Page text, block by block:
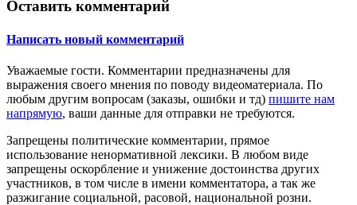
Оставить комментарий
Написать новый комментарий
Уважаемые гости. Комментарии предназначены для
выражения своего мнения по поводу видеоматериала. По
любым другим вопросам (заказы, ошибки и тд) пишите нам
напрямую, ваши данные для отправки не требуются.
Запрещены политические комментарии, прямое
использование ненормативной лексики. В любом виде
запрещены оскорбление и унижение достоинства других
участников, в том числе в имени комментатора, а так же
разжигание социальной, расовой, национальной розни.